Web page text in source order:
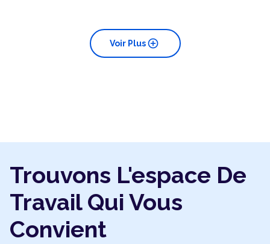
add_circle
Voir Plus
Trouvons L'espace De
Travail Qui Vous
Convient